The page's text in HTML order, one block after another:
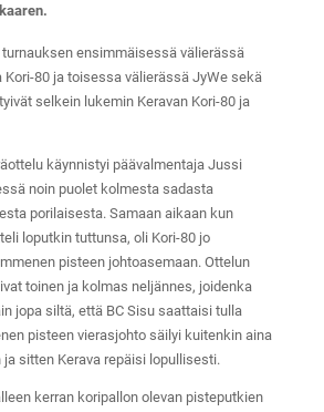
turnauksen ensimmäisessä välierässä
Kori-80 ja toisessa välierässä JyWe sekä
selkein lukemin Keravan Kori-80 ja
käynnistyi päävalmentaja Jussi
noin puolet kolmesta sadasta
porilaisesta. Samaan aikaan kun
loputkin tuttunsa, oli Kori-80 jo
pisteen johtoasemaan. Ottelun
toinen ja kolmas neljännes, joidenka
jopa siltä, että BC Sisu saattaisi tulla
pisteen vierasjohto säilyi kuitenkin aina
sitten Kerava repäisi lopullisesti.
kerran koripallon olevan pisteputkien